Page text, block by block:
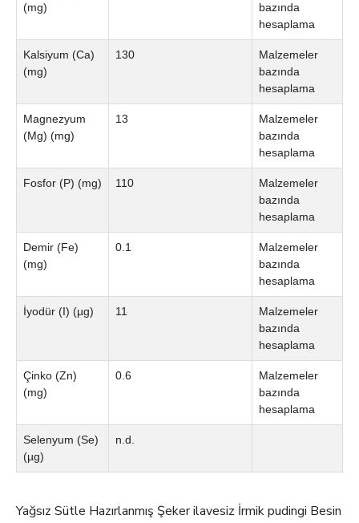
(mg)
bazında
hesaplama
Kalsiyum (Ca)
(mg)
130
Malzemeler
bazında
hesaplama
Magnezyum
(Mg) (mg)
13
Malzemeler
bazında
hesaplama
Fosfor (P) (mg) 110
Malzemeler
bazında
hesaplama
Demir (Fe)
(mg)
0.1
Malzemeler
bazında
hesaplama
İyodür (I) (µg) 11
Malzemeler
bazında
hesaplama
Çinko (Zn)
(mg)
0.6
Malzemeler
bazında
hesaplama
Selenyum (Se)
(µg)
n.d.
Yağsız Sütle Hazırlanmış Şeker ilavesiz İrmik pudingi Besin